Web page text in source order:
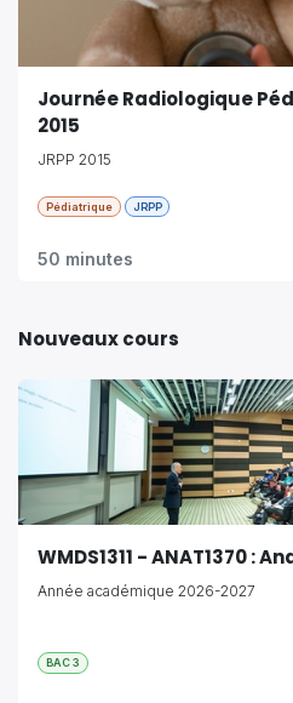
Journée Radiologique
2015
JRPP 2015
Pédiatrique JRPP
50 minutes
Nouveaux cours
WMDS1311 - ANAT1370 :
Année académique 2026-2027
BAC 3